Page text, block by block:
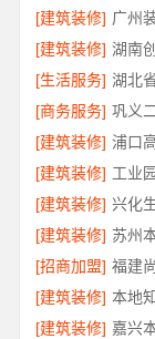
[建筑装修]
[建筑装修] 湖南
[生活服务]
[商务服务]
[建筑装修]
[建筑装修]
[建筑装修] 兴化
[建筑装修]
[招商加盟]
[建筑装修] 本地
[建筑装修] 嘉兴